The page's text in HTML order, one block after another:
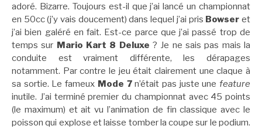
adoré. Bizarre. Toujours est-il que j’ai lancé un championnat
en 50cc (j’y vais doucement) dans lequel j’ai pris Bowseret
j’ai bien galéré en fait. Est-ce parce que j’ai passé trop de
temps sur Mario Kart 8 Deluxe? Je ne sais pas mais la
conduite est vraiment différente, les dérapages
notamment. Par contre le jeu était clairement une claque à
sa sortie. Le fameux Mode 7n’était pas juste une feature
inutile. J’ai terminé premier du championnat avec 45 points
(le maximum) et ait vu l’animation de fin classique avec le
poisson qui explose et laisse tomber la coupe sur le podium.